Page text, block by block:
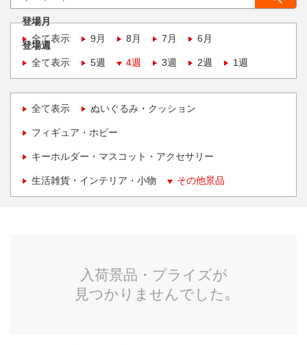
登場月
全て表示
9月 8月 7月 6月
登場週
全て表示
5週 4週 3週 2週 1週
全て表示 ぬいぐるみ・クッション
フィギュア・ホビー
キーホルダー・マスコット・アクセサリー
生活雑貨・インテリア・小物 その他景品